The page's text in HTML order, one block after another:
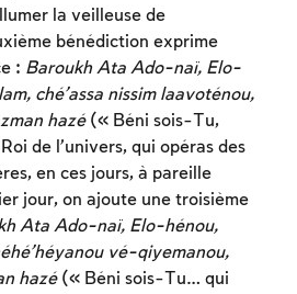
la veilleuse de
bénédiction exprime
: Baroukh Ata Ado-naï, Elo-
ché’assa nissim laavoténou,
hazé(« Béni sois-Tu,
de l’univers, qui opéras des
en ces jours, à pareille
jour, on ajoute une troisième
Ata Ado-naï, Elo-hénou,
vé-qiyemanou,
hazé (« Béni sois-Tu… qui